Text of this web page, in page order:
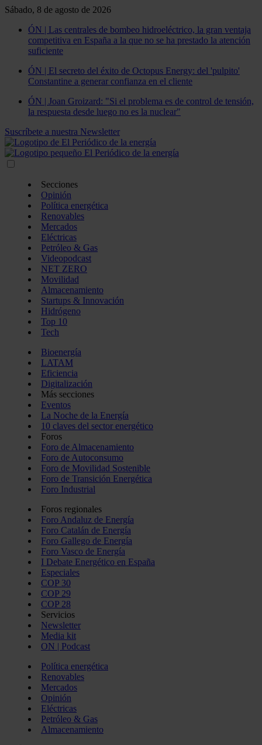
Sábado, 8 de agosto de 2026
ÓN | Las centrales de bombeo hidroeléctrico, la gran ventaja
competitiva en España a la que no se ha prestado la atención
suficiente
ÓN | El secreto del éxito de Octopus Energy: del 'pulpito'
Constantine a generar confianza en el cliente
ÓN | Joan Groizard: "Si el problema es de control de tensión,
la respuesta desde luego no es la nuclear"
Suscríbete a nuestra Newsletter
Secciones
Opinión
Política energética
Renovables
Mercados
Eléctricas
Petróleo & Gas
Videopodcast
NET ZERO
Movilidad
Almacenamiento
Startups & Innovación
Hidrógeno
Top 10
Tech
Bioenergía
LATAM
Eficiencia
Digitalización
Más secciones
Eventos
La Noche de la Energía
10 claves del sector energético
Foros
Foro de Almacenamiento
Foro de Autoconsumo
Foro de Movilidad Sostenible
Foro de Transición Energética
Foro Industrial
Foros regionales
Foro Andaluz de Energía
Foro Catalán de Energía
Foro Gallego de Energía
Foro Vasco de Energía
I Debate Energético en España
Especiales
COP 30
COP 29
COP 28
Servicios
Newsletter
Media kit
ON | Podcast
Política energética
Renovables
Mercados
Opinión
Eléctricas
Petróleo & Gas
Almacenamiento